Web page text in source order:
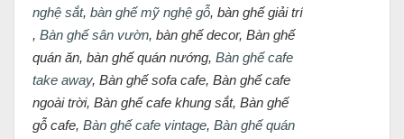
nghệ sắt, bàn ghế mỹ nghệ gỗ, bàn ghế giải trí
, Bàn ghế sân vườn, bàn ghế decor, Bàn ghế
quán ăn, bàn ghế quán nướng, Bàn ghế cafe
take away, Bàn ghế sofa cafe, Bàn ghế cafe
ngoài trời, Bàn ghế cafe khung sắt, Bàn ghế
gỗ cafe, Bàn ghế cafe vintage, Bàn ghế quán